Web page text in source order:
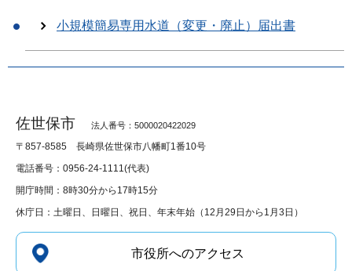
小規模簡易専用水道（変更・廃止）届出書
佐世保市 法人番号：5000020422029
〒857-8585 長崎県佐世保市八幡町1番10号
電話番号：0956-24-1111(代表)
開庁時間：8時30分から17時15分
休庁日：土曜日、日曜日、祝日、年末年始（12月29日から1月3日）
市役所へのアクセス